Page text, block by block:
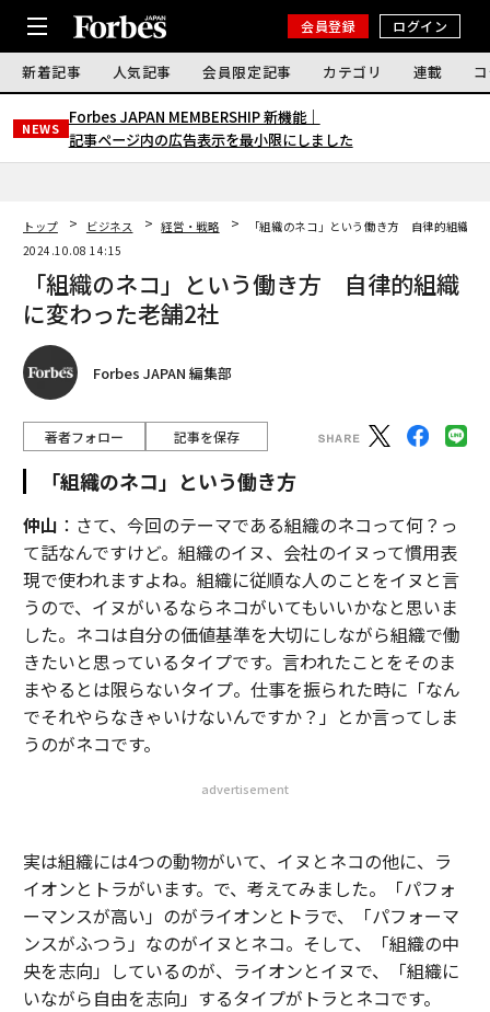
会員登録 ログイン
新着記事 人気記事 会員限定記事 カテゴリ 連載
NEWS
Forbes JAPAN MEMBERSHIP 新機能｜
記事ページ内の広告表示を最小限にしました
トップ ビジネス 経営・戦略
「組織のネコ」という働き方 自律的組織に
2024.10.08 14:15
「組織のネコ」という働き方 自律的組織
に変わった老舗2社
Forbes JAPAN 編集部
著者フォロー 記事を保存
「組織のネコ」という働き方
仲山 ：さて、今回のテーマである組織のネコって何？っ
て話なんですけど。組織のイヌ、会社のイヌって慣用表
現で使われますよね。組織に従順な人のことをイヌと言
うので、イヌがいるならネコがいてもいいかなと思いま
した。ネコは自分の価値基準を大切にしながら組織で働
きたいと思っているタイプです。言われたことをそのま
まやるとは限らないタイプ。仕事を振られた時に「なん
でそれやらなきゃいけないんですか？」とか言ってしま
うのがネコです。
advertisement
実は組織には4つの動物がいて、イヌとネコの他に、ラ
イオンとトラがいます。で、考えてみました。「パフォ
ーマンスが高い」のがライオンとトラで、「パフォーマ
ンスがふつう」なのがイヌとネコ。そして、「組織の中
央を志向」しているのが、ライオンとイヌで、「組織に
いながら自由を志向」するタイプがトラとネコです。